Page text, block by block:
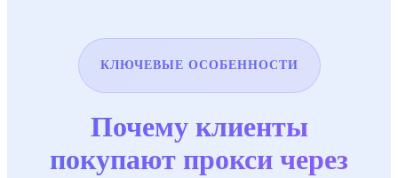
КЛЮЧЕВЫЕ ОСОБЕННОСТИ
Почему клиенты
покупают прокси через